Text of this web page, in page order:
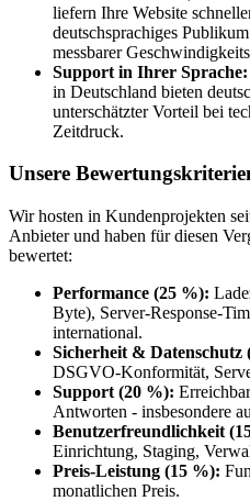
liefern Ihre Website
deutschsprachiges
messbarer
Support in Ihrer Sprache:
in Deutschland bieten
unterschätzter Vorteil bei
Zeitdruck.
Unsere
Wir hosten in Kundenprojekten
Anbieter und haben für diesen
bewertet:
Performance (25 %):
Byte), Server-Response-
international.
Sicherheit & Datenschutz
DSGVO-Konformität,
Support (20 %):
Antworten - insbesondere
Benutzerfreundlichkeit
Einrichtung, Staging,
Preis-Leistung (15 %):
monatlichen Preis.